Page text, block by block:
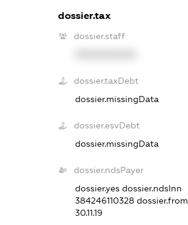
dossier.tax
dossier.staff
dossier.taxDebt
dossier.missingData
dossier.esvDebt
dossier.missingData
dossier.ndsPayer
dossier.yesdossier.ndsInn
384246110328dossier.from
30.11.19